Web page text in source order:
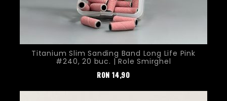
Titanium Slim Sanding Band Long Life Pink
#240, 20 buc. | Role Smirghel
Pret
RON 14,90